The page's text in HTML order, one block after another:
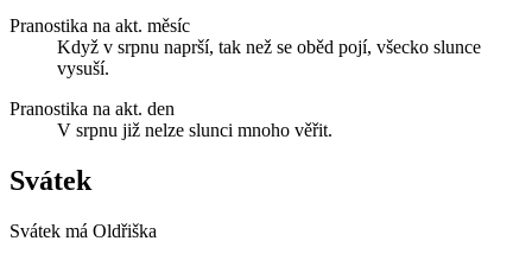
Pranostika na akt. měsíc
Když v srpnu naprší, tak než se oběd pojí, všecko slunce
vysuší.
Pranostika na akt. den
V srpnu již nelze slunci mnoho věřit.
Svátek
Svátek má Oldřiška